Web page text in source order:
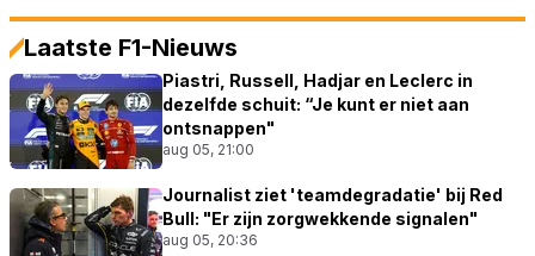
Laatste F1-Nieuws
Piastri, Russell, Hadjar en Leclerc in
dezelfde schuit: “Je kunt er niet aan
ontsnappen"
aug 05, 21:00
Journalist ziet 'teamdegradatie' bij Red
Bull: "Er zijn zorgwekkende signalen"
aug 05, 20:36